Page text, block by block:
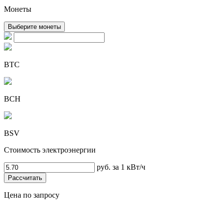
Монеты
Выберите монеты
BTC
BCH
BSV
Стоимость электроэнергии
руб. за 1 кВт/ч
Рассчитать
Цена по запросу